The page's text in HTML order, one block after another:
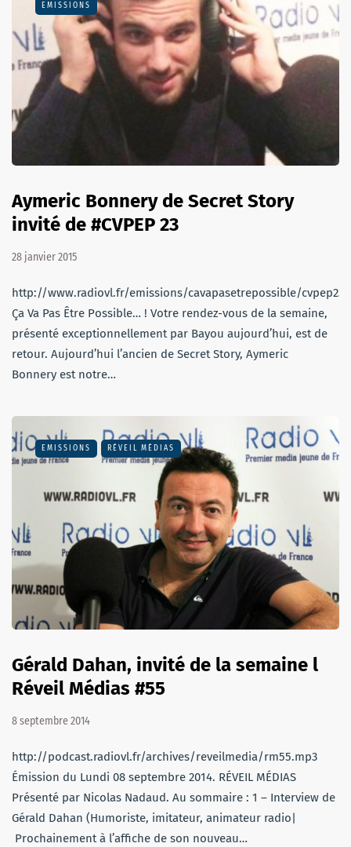
EMISSIONS
Aymeric Bonnery de Secret Story
invité de #CVPEP 23
28 janvier 2015
http://www.radiovl.fr/emissions/cavapasetrepossible/
Ça Va Pas Être Possible… ! Votre rendez-vous de la semaine,
présenté exceptionnellement par Bayou aujourd’hui, est de
retour. Aujourd’hui l’ancien de Secret Story, Aymeric
Bonnery est notre…
EMISSIONS RÉVEIL MÉDIAS
Gérald Dahan, invité de la semaine l
Réveil Médias #55
8 septembre 2014
http://podcast.radiovl.fr/archives/reveilmedia/rm55.mp3
Émission du Lundi 08 septembre 2014. RÉVEIL MÉDIAS
Présenté par Nicolas Nadaud. Au sommaire : 1 – Interview de
Gérald Dahan (Humoriste, imitateur, animateur radio|
Prochainement à l’affiche de son nouveau…